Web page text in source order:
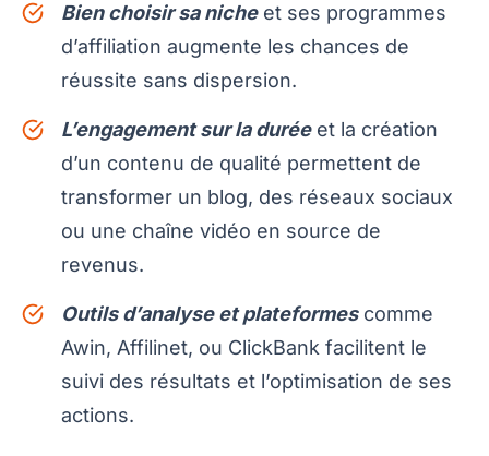
Bien choisir sa nicheet ses programmes
d’affiliation augmente les chances de
réussite sans dispersion.
L’engagement sur la duréeet la création
d’un contenu de qualité permettent de
transformer un blog, des réseaux sociaux
ou une chaîne vidéo en source de
revenus.
Outils d’analyse et plateformescomme
Awin, Affilinet, ou ClickBank facilitent le
suivi des résultats et l’optimisation de ses
actions.